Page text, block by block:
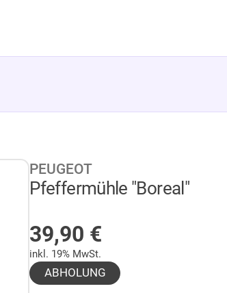
PEUGEOT
Pfeffermühle "Boreal"
39,90 €
inkl. 19% MwSt.
ABHOLUNG